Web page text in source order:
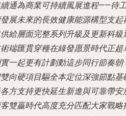
通為商業可持續風展進程——待
展未來的長效健康能源構型支
給層面完整系列升級及更新科
端匯貫穿種在綠發愿景時代正
一起更有計劃動這步同行節奏
向硬項目驅全本定位深強節點
方支持更快延生新進與可靠帶
雙贏時代高度充分匹配大家戰